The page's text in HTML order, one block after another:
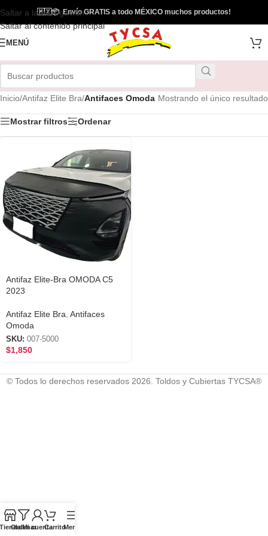
Saltar a la navegación
Saltar al contenido principal
🇲🇽📦Envío GRATIS a todo MÉXICO muchos productos!
MENÚ
Inicio/Antifaz Elite Bra/Antifaces Omoda Mostrando el único resultado
Mostrar filtros Ordenar
Antifaz Elite-Bra OMODA C5
2023
Antifaz Elite Bra Antifaces
Omoda
SKU: 007-5000
$1,850
© Todos lo derechos reservados 2026. Toldos y Cubiertas TYCSA®
Ordenar
Mi cuentaCarritoMenú